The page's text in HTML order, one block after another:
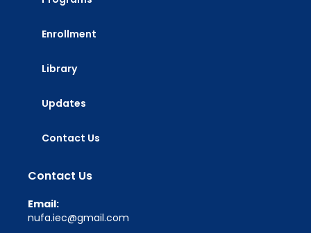
Enrollment
Library
Updates
Contact Us
Contact Us
Email:
nufa.iec@gmail.com